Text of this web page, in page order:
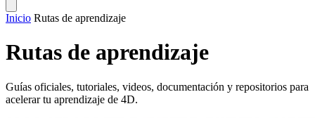
Inicio Rutas de aprendizaje
Rutas de aprendizaje
Guías oficiales, tutoriales, videos, documentación y repositorios para
acelerar tu aprendizaje de 4D.